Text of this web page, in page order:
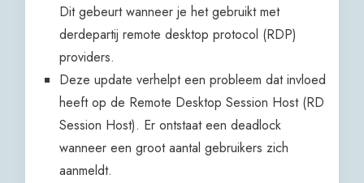
Dit gebeurt wanneer je het gebruikt met
derdepartij remote desktop protocol (RDP)
providers.
Deze update verhelpt een probleem dat invloed
heeft op de Remote Desktop Session Host (RD
Session Host). Er ontstaat een deadlock
wanneer een groot aantal gebruikers zich
aanmeldt.